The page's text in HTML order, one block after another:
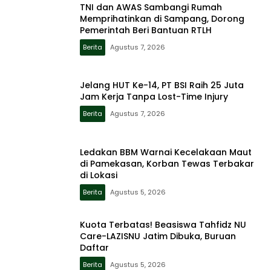
TNI dan AWAS Sambangi Rumah
Memprihatinkan di Sampang, Dorong
Pemerintah Beri Bantuan RTLH
Berita Agustus 7, 2026
Jelang HUT Ke-14, PT BSI Raih 25 Juta
Jam Kerja Tanpa Lost-Time Injury
Berita Agustus 7, 2026
Ledakan BBM Warnai Kecelakaan Maut
di Pamekasan, Korban Tewas Terbakar
di Lokasi
Berita Agustus 5, 2026
Kuota Terbatas! Beasiswa Tahfidz NU
Care-LAZISNU Jatim Dibuka, Buruan
Daftar
Berita Agustus 5, 2026